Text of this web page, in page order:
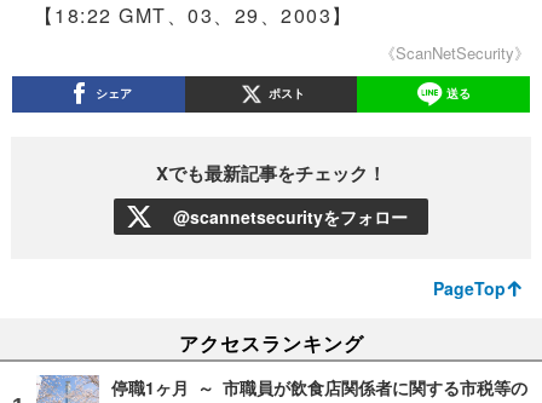
【18:22 GMT、03、29、2003】
《ScanNetSecurity》
シェア ポスト 送る
Xでも最新記事をチェック！
@scannetsecurityをフォロー
PageTop
アクセスランキング
停職1ヶ月 ～ 市職員が飲食店関係者に関する市税等の